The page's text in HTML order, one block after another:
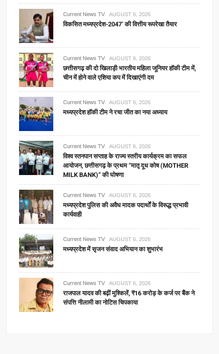
Current News TV AUGUST 6, 2026
विकसित मध्यप्रदेश-2047’ की वित्तीय रूपरेखा तैयार
Current News TV AUGUST 6, 2026
छत्तीसगढ़ की दो खिलाड़ी भारतीय महिला जूनियर हॉकी टीम में,
चीन में होने वाले एशिया कप में दिखाएंगी दम
Current News TV AUGUST 6, 2026
मध्यप्रदेश हॉकी टीम ने रचा जीत का नया अध्याय
Current News TV AUGUST 6, 2026
विश्व स्तनपान सप्ताह के राज्य स्तरीय कार्यक्रम का सफल
आयोजन, छत्तीसगढ़ के प्रथम “मातृ दूध कोष (MOTHER
MILK BANK)” की घोषणा
Current News TV AUGUST 6, 2026
मध्यप्रदेश पुलिस की अवैध मादक पदार्थों के विरूद्ध प्रभावी
कार्यवाही
Current News TV AUGUST 6, 2026
मध्यप्रदेश में सृजन संवाद अभियान का शुभारंभ
Current News TV AUGUST 6, 2026
राजपाल यादव की बढ़ीं मुश्किलें, ₹16 करोड़ के कर्ज पर बैंक ने
संपत्ति नीलामी का नोटिस चिपकाया